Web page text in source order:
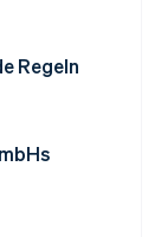
Regeln
und der
in